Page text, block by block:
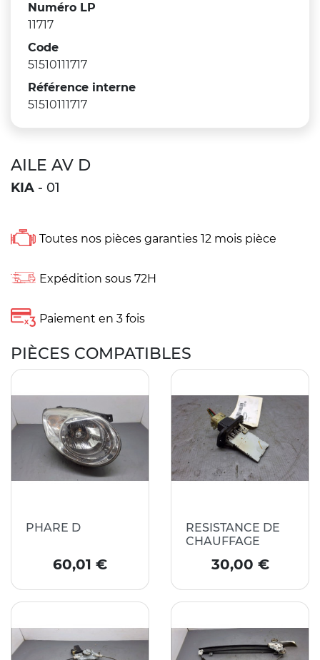
Numéro LP
11717
Code
51510111717
Référence interne
51510111717
AILE AV D
KIA - 01
Toutes nos pièces garanties 12 mois pièce
Expédition sous 72H
Paiement en 3 fois
PIÈCES COMPATIBLES
PHARE D
Prix
60,01 €
RESISTANCE DE
CHAUFFAGE
Prix
30,00 €